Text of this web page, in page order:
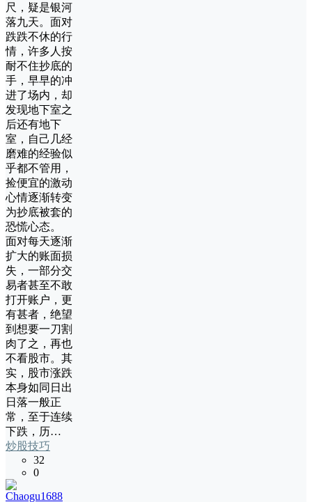
尺，疑是银河
落九天。面对
跌跌不休的行
情，许多人按
耐不住抄底的
手，早早的冲
进了场内，却
发现地下室之
后还有地下
室，自己几经
磨难的经验似
乎都不管用，
捡便宜的激动
心情逐渐转变
为抄底被套的
恐慌心态。
面对每天逐渐
扩大的账面损
失，一部分交
易者甚至不敢
打开账户，更
有甚者，绝望
到想要一刀割
肉了之，再也
不看股市。其
实，股市涨跌
本身如同日出
日落一般正
常，至于连续
下跌，历…
炒股技巧
32
0